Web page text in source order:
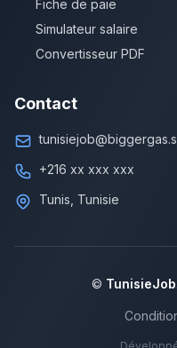
Fiche de paie
Simulateur salaire
Convertisseur PDF
Contact
+216 xx xxx xxx
Tunis, Tunisie
© TunisieJob